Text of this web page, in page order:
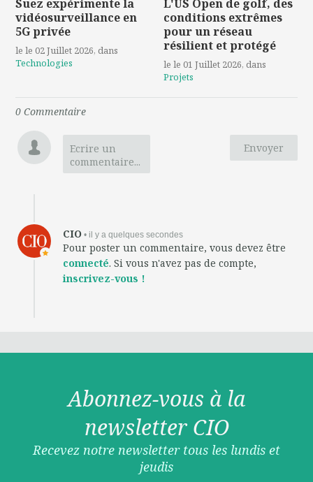
Suez expérimente la
vidéosurveillance en
5G privée
le le 02 Juillet 2026, dans
Technologies
L'US Open de golf, des
conditions extrêmes
pour un réseau
résilient et protégé
le le 01 Juillet 2026, dans
Projets
0 Commentaire
Envoyer
Ecrire un
commentaire...
CIO • il y a quelques secondes
Pour poster un commentaire, vous devez être
connecté. Si vous n'avez pas de compte,
inscrivez-vous !
Abonnez-vous à la
newsletter CIO
Recevez notre newsletter tous les lundis et
jeudis